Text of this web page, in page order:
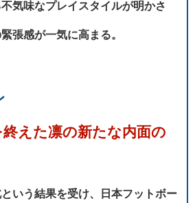
気味なプレイスタイルが明かさ
張感が一気に高まる。
えた凛の新たな内面の
いう結果を受け、日本フットボー